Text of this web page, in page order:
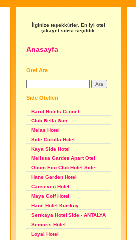
İlginize teşekkürler. En iyi otel
şikayet sitesi seçildik.
Anasayfa
Otel Ara
Side Otelleri
Barut Hotels Cennet
Club Bella Sun
Melas Hotel
Side Corolla Hotel
Kaya Side Hotel
Melissa Garden Apart Otel
Otium Eco Club Hotel Side
Hane Garden Hotel
Canseven Hotel
Maya Golf Hotel
Hane Hotel Kumköy
Sertkaya Hotel Side - ANTALYA
Semoris Hotel
Loyal Hotel